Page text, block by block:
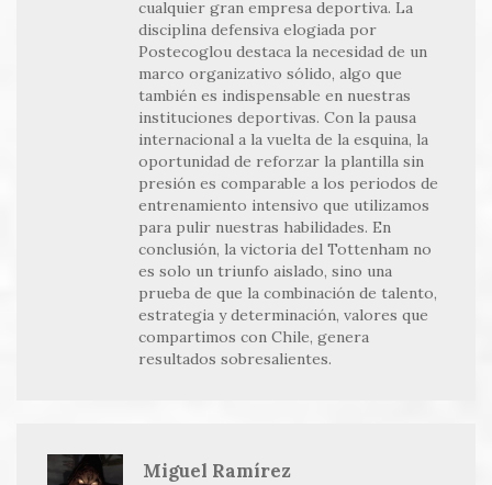
cualquier gran empresa deportiva. La
disciplina defensiva elogiada por
Postecoglou destaca la necesidad de un
marco organizativo sólido, algo que
también es indispensable en nuestras
instituciones deportivas. Con la pausa
internacional a la vuelta de la esquina, la
oportunidad de reforzar la plantilla sin
presión es comparable a los periodos de
entrenamiento intensivo que utilizamos
para pulir nuestras habilidades. En
conclusión, la victoria del Tottenham no
es solo un triunfo aislado, sino una
prueba de que la combinación de talento,
estrategia y determinación, valores que
compartimos con Chile, genera
resultados sobresalientes.
Miguel Ramírez